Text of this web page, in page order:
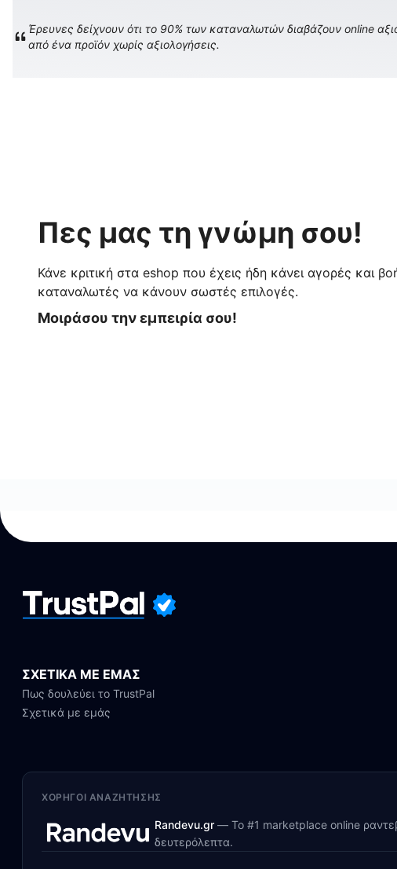
Έρευνες δείχνουν ότι το 90% των καταναλωτών διαβάζουν online
από ένα προϊόν χωρίς αξιολογήσεις.
Πες μας τη γνώμη σου!
Κάνε κριτική στα eshop που έχεις ήδη κάνει αγορές και
καταναλωτές να κάνουν σωστές επιλογές.
Μοιράσου την εμπειρία σου!
ΣΧΕΤΙΚΑ ΜΕ ΕΜΑΣ
Πως δουλεύει το TrustPal
Σχετικά με εμάς
ΧΟΡΗΓΟΊ ΑΝΑΖΉΤΗΣΗΣ
Randevu.gr — Το #1 marketplace online
δευτερόλεπτα.